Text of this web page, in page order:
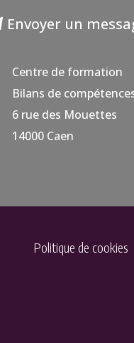
Envoyer un
Centre de formation
Bilans de
6 rue des Mouettes
14000 Caen
Politique de cookies